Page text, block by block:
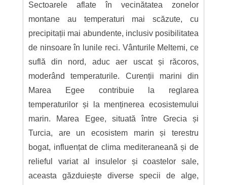
Sectoarele aflate în vecinătatea zonelor
montane au temperaturi mai scăzute, cu
precipitații mai abundente, inclusiv posibilitatea
de ninsoare în lunile reci. Vânturile Meltemi, ce
suflă din nord, aduc aer uscat și răcoros,
moderând temperaturile. Curenții marini din
Marea Egee contribuie la reglarea
temperaturilor și la menținerea ecosistemului
marin. Marea Egee, situată între Grecia și
Turcia, are un ecosistem marin și terestru
bogat, influențat de clima mediteraneană și de
relieful variat al insulelor și coastelor sale,
aceasta găzduiește diverse specii de alge,